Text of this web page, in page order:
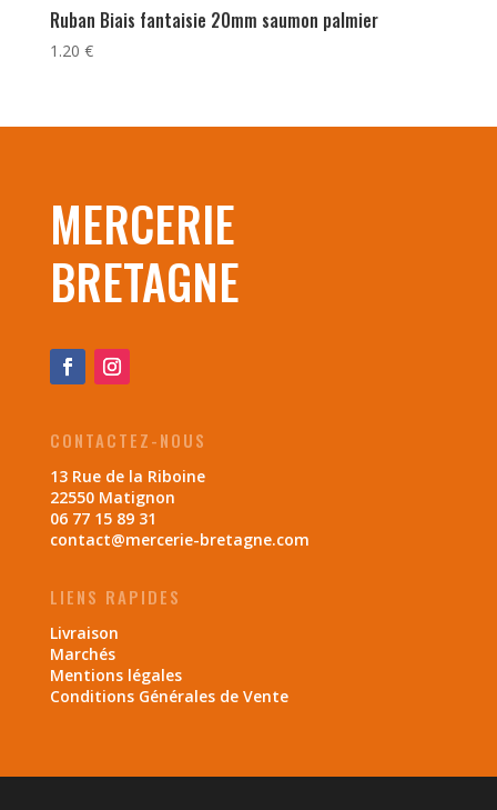
Ruban Biais fantaisie 20mm saumon palmier
1.20 €
MERCERIE
BRETAGNE
CONTACTEZ-NOUS
13 Rue de la Riboine
22550 Matignon
06 77 15 89 31
contact@mercerie-bretagne.com
LIENS RAPIDES
Livraison
Marchés
Mentions légales
Conditions Générales de Vente